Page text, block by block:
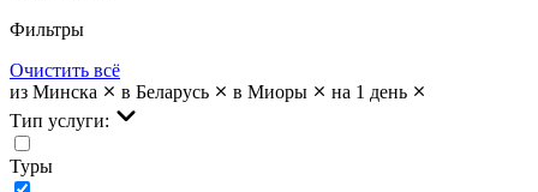
Фильтры
Очистить всё
из Минска
в Беларусь в Миоры
на 1 день
Тип услуги:
Туры